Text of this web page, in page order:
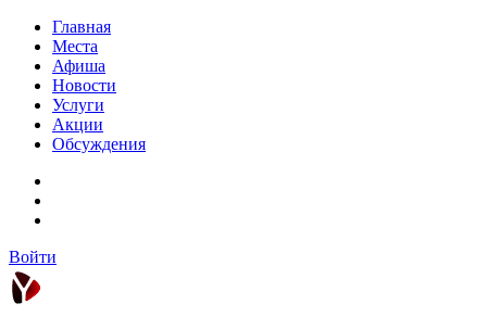
Главная
Места
Афиша
Новости
Услуги
Акции
Обсуждения
Войти